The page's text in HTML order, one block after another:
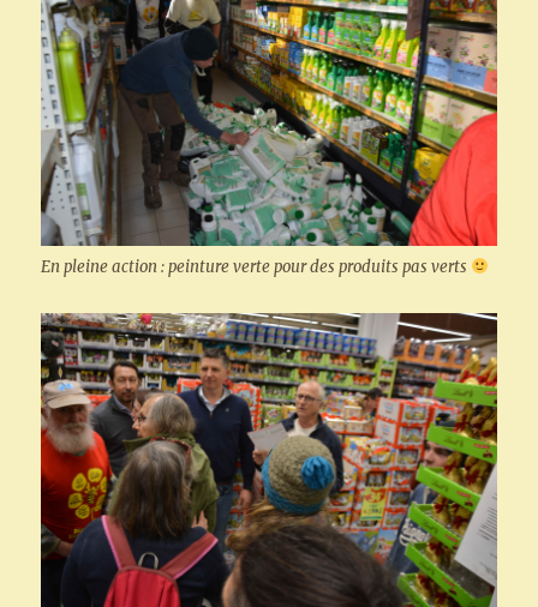
En pleine action : peinture verte pour des produits pas verts